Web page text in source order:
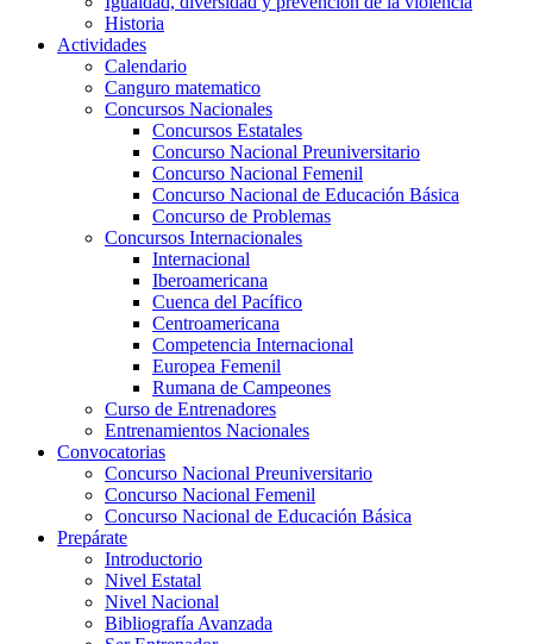
Historia
Actividades
Calendario
Canguro matematico
Concursos Nacionales
Concursos Estatales
Concurso Nacional Preuniversitario
Concurso Nacional Femenil
Concurso Nacional de Educación Básica
Concurso de Problemas
Concursos Internacionales
Internacional
Iberoamericana
Cuenca del Pacífico
Centroamericana
Competencia Internacional
Europea Femenil
Rumana de Campeones
Curso de Entrenadores
Entrenamientos Nacionales
Convocatorias
Concurso Nacional Preuniversitario
Concurso Nacional Femenil
Concurso Nacional de Educación Básica
Prepárate
Introductorio
Nivel Estatal
Nivel Nacional
Bibliografía Avanzada